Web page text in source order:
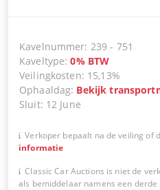
Kavelnummer: 239 - 751
Kaveltype:0% BTW
Veilingkosten: 15,13%
Ophaaldag: Bekijk
Sluit: 12 June
Verkoper bepaalt na de veiling of
informatie
Classic Car Auctions is niet de
als bemiddelaar namens een